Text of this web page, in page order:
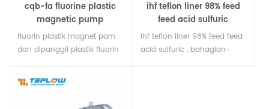
cqb-fa fluorine plastic
magnetic pump
fluorin plastik magnet pam
dan dipanggil plastik fluorin
fluorin, pam pemacu plastik
fluorin magnetik, magnet
pam tahan kimia magnet
ihf teflon liner 98% feed
feed acid sulfuric
ihf teflon liner 98% feed feed
acid sulfuric , bahagian-